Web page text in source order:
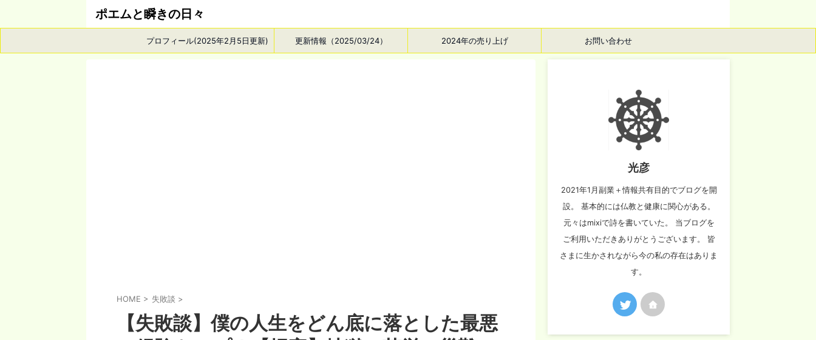
ポエムと瞬きの日々
プロフィール(2025年2月5日更新) 更新情報（2025/03/24） 2024年の売り上げ お問い合わせ
HOME > 失敗談 >
【失敗談】僕の人生をどん底に落とした最悪
光彦
2021年1月副業＋情報共有目的でブログを開
設。 基本的には仏教と健康に関心がある。
元々はmixiで詩を書いていた。 当ブログを
ご利用いただきありがとうございます。 皆
さまに生かされながら今の私の存在はありま
す。